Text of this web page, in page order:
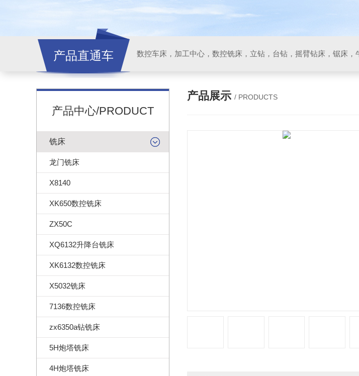
产品直通车
产品中心/PRODUCT
铣床
龙门铣床
X8140
XK650数控铣床
ZX50C
XQ6132升降台铣床
XK6132数控铣床
X5032铣床
7136数控铣床
zx6350a钻铣床
5H炮塔铣床
4H炮塔铣床
产品展示 / PRODUCTS